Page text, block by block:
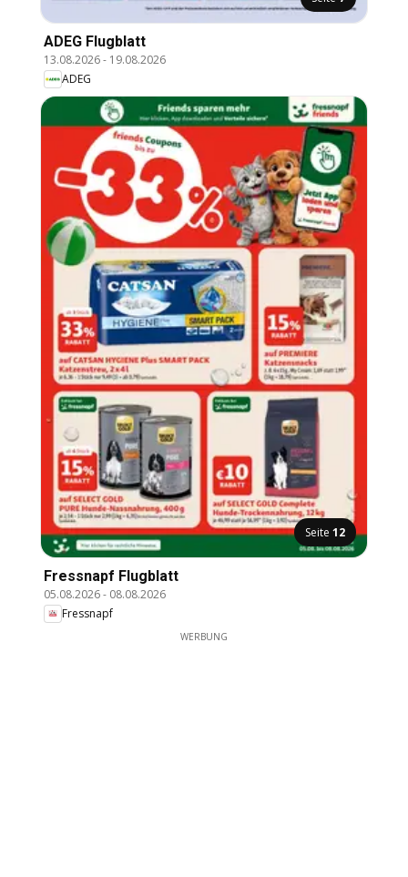
ADEG Flugblatt
13.08.2026- 19.08.2026
ADEG
Seite 12
Fressnapf Flugblatt
05.08.2026- 08.08.2026
Fressnapf
WERBUNG